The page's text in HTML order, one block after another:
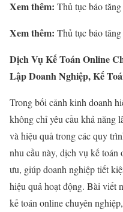
Xem thêm: Thủ tục báo
Xem thêm: Thủ tục báo
Dịch Vụ Kế Toán Online
Lập Doanh Nghiệp, Kế
Trong bối cảnh kinh doanh
không chỉ yêu cầu khả năng
và hiệu quả trong các quy
nhu cầu này, dịch vụ kế
ưu, giúp doanh nghiệp tiết
hiệu quả hoạt động. Bài viết
kế toán online chuyên